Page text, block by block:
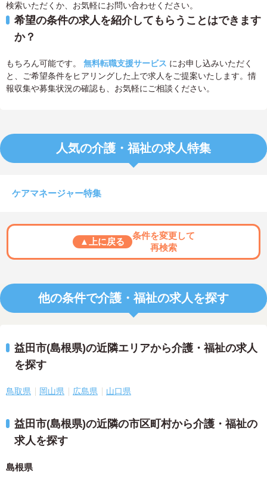
検索いただくか、お気軽にお問い合わせください。
希望の条件の求人を紹介してもらうことはできます
か？
もちろん可能です。 無料転職支援サービス にお申し込みいただく
と、ご希望条件をヒアリングした上で求人をご提案いたします。情
報収集や募集状況の確認も、お気軽にご相談ください。
人気の介護・福祉の求人特集
ケアマネージャー特集
▲上に戻る
条件を変更して
再検索
他の条件で介護・福祉の求人を探す
益田市(島根県)の近隣エリアから介護・福祉の求人
を探す
鳥取県 岡山県 広島県 山口県
益田市(島根県)の近隣の市区町村から介護・福祉の
求人を探す
島根県